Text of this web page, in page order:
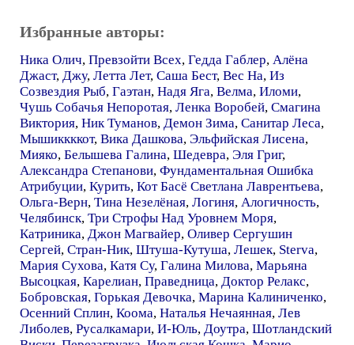
Избранные авторы:
Ника Олич, Превзойти Всех, Гедда Габлер, Алёна
Джаст, Джу, Летта Лет, Саша Бест, Вес На, Из
Созвездия Рыб, Гаэтан, Надя Яга, Велма, Иломи,
Чушь Собачья Непоротая, Ленка Воробей, Смагина
Виктория, Ник Туманов, Демон Зима, Санитар Леса,
Мышиккккот, Вика Дашкова, Эльфийская Лисена,
Мияко, Белышева Галина, Шедевра, Эля Григ,
Александра Степанови, Фундаментальная Ошибка
Атрибуции, Курить, Кот Басё Светлана Лаврентьева,
Ольга-Верн, Тина Незелёная, Логиня, Алогичность,
Челябинск, Три Строфы Над Уровнем Моря,
Катриника, Джон Магвайер, Оливер Сергушин
Сергей, Стран-Ник, Штуша-Кутуша, Лешек, Sterva,
Мария Сухова, Катя Су, Галина Милова, Марьяна
Высоцкая, Карелиан, Праведница, Доктор Релакс,
Бобровская, Горькая Девочка, Марина Калиниченко,
Осенний Сплин, Коома, Наталья Нечаянная, Лев
Либолев, Русалкамари, И-Юль, Доутра, Шотландский